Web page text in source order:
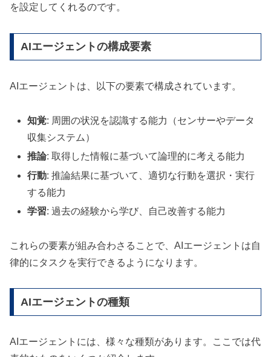
を設定してくれるのです。
AIエージェントの構成要素
AIエージェントは、以下の要素で構成されています。
知覚: 周囲の状況を認識する能力（センサーやデータ
収集システム）
推論: 取得した情報に基づいて論理的に考える能力
行動: 推論結果に基づいて、適切な行動を選択・実行
する能力
学習: 過去の経験から学び、自己改善する能力
これらの要素が組み合わさることで、AIエージェントは自
律的にタスクを実行できるようになります。
AIエージェントの種類
AIエージェントには、様々な種類があります。ここでは代